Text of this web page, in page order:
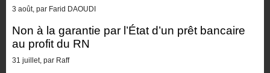
3 août, par Farid DAOUDI
Non à la garantie par l’État d’un prêt bancaire
au profit du RN
31 juillet, par Raff